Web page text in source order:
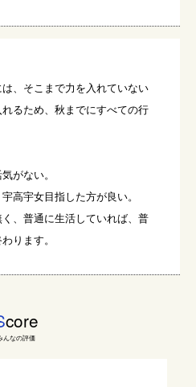
、そこまで力を入れていない
るため、秋までにすべての行
がない。
高宇女目指した方が良い。
、普通に生活していれば、普
ります。
core
んなの評価